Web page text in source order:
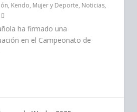
, Kendo, Mujer y Deporte, Noticias,
ha firmado una
en el Campeonato de